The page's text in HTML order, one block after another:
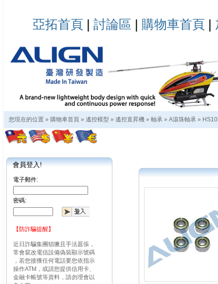
亞拓首頁 | 討論區 | 購物車首頁 |
您現在的位置 » 購物車首頁 » 遙控模型 » 遙控直昇機 » 軸承 » A滾珠軸承 »
會員登入!
電子郵件:
密碼:
【防詐騙提醒】
近日詐騙集團猖獗且手法囂張，
常會竄改電信設備偽裝顯示號碼
，若您接獲任何電話要您依指示
操作ATM，或請您提供信用卡、
金融卡帳號等資料，請勿理會以